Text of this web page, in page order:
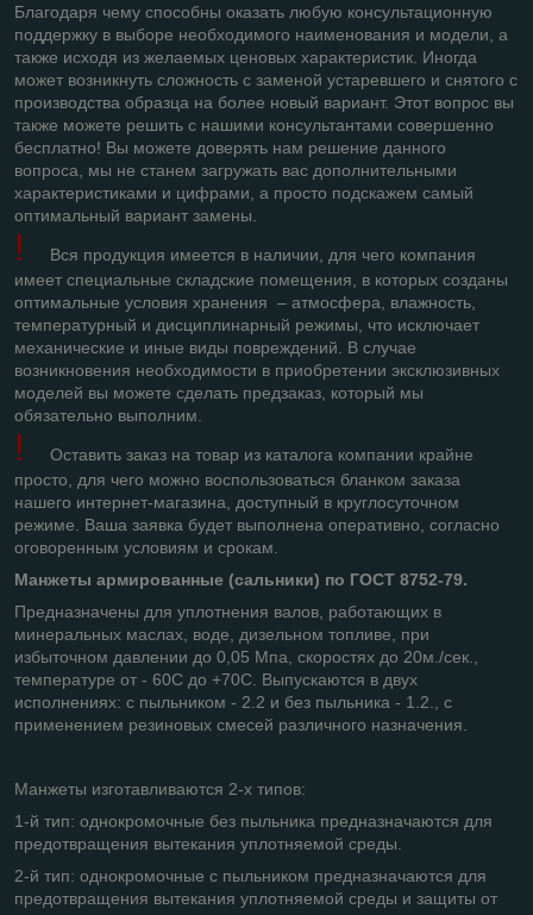
Благодаря чему способны оказать любую консультационную
поддержку в выборе необходимого наименования и модели, а
также исходя из желаемых ценовых характеристик. Иногда
может возникнуть сложность с заменой устаревшего и снятого с
производства образца на более новый вариант. Этот вопрос вы
также можете решить с нашими консультантами совершенно
бесплатно! Вы можете доверять нам решение данного
вопроса, мы не станем загружать вас дополнительными
характеристиками и цифрами, а просто подскажем самый
оптимальный вариант замены.
!
Вся продукция имеется в наличии, для чего компания
имеет специальные складские помещения, в которых созданы
оптимальные условия хранения – атмосфера, влажность,
температурный и дисциплинарный режимы, что исключает
механические и иные виды повреждений. В случае
возникновения необходимости в приобретении эксклюзивных
моделей вы можете сделать предзаказ, который мы
обязательно выполним.
!
Оставить заказ на товар из каталога компании крайне
просто, для чего можно воспользоваться бланком заказа
нашего интернет-магазина, доступный в круглосуточном
режиме. Ваша заявка будет выполнена оперативно, согласно
оговоренным условиям и срокам.
Манжеты армированные (сальники) по ГОСТ 8752-79.
Предназначены для уплотнения валов, работающих в
минеральных маслах, воде, дизельном топливе, при
избыточном давлении до 0,05 Мпа, скоростях до 20м./сек.,
температуре от - 60С до +70С. Выпускаются в двух
исполнениях: с пыльником - 2.2 и без пыльника - 1.2., с
применением резиновых смесей различного назначения.
Манжеты изготавливаются 2-х типов:
1-й тип: однокромочные без пыльника предназначаются для
предотвращения вытекания уплотняемой среды.
2-й тип: однокромочные с пыльником предназначаются для
предотвращения вытекания уплотняемой среды и защиты от